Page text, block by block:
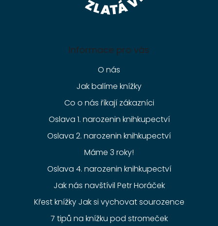
Informace pro vás
O nás
Jak balíme knížky
Co o nás říkají zákazníci
Oslava 1. narozenin knihkupectví
Oslava 2. narozenin knihkupectví
Máme 3 roky!
Oslava 4. narozenin knihkupectví
Jak nás navštívil Petr Horáček
Křest knížky Jak si vychovat sourozence
7 tipů na knížku pod stromeček